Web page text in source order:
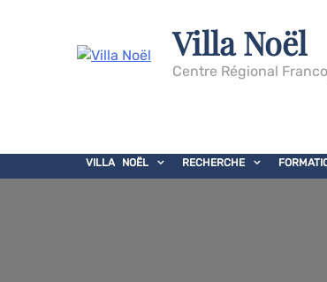
Villa Noël
Centre Régional
VILLA NOËL RECHERCHE